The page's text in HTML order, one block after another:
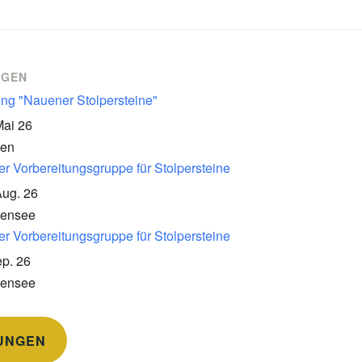
"Nauener Stolpersteine"
26
Vorbereitungsgruppe für Stolpersteine
26
Vorbereitungsgruppe für Stolpersteine
26